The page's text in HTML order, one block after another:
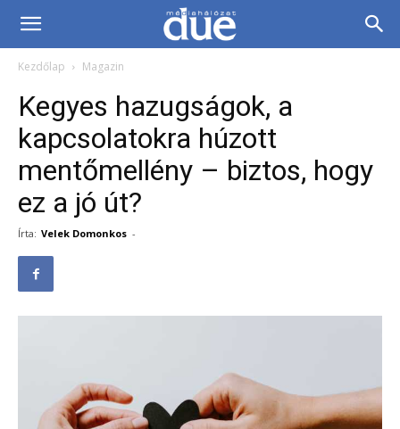
DUE
Médiahálózat…
Kezdőlap Magazin
Kegyes hazugságok, a
kapcsolatokra húzott
mentőmellény – biztos, hogy
ez a jó út?
Írta: Velek Domonkos -